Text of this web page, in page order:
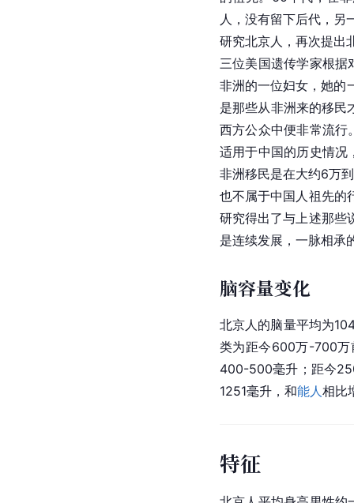
人，没有留下后代，另
研究北京人，再次提出
三位美国遗传学家根据
非洲的一位妇女，她的
是那些从非洲来的移民
西方公众中便非常流行
适用于中国的历史情况
非洲移民是在大约6万
也不属于中国人祖先的
研究得出了与上述那些
是连续发展，一脉相承
脑容量变化
北京人的脑量平均为
类为距今600万-700万
400-500毫升；距今
1251毫升，和能人 相比
特征